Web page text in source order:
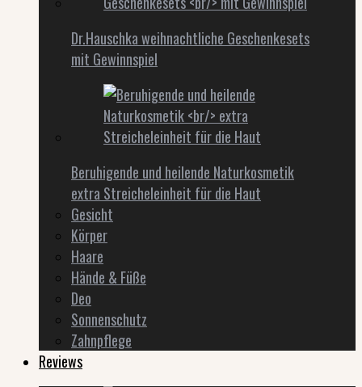
Dr.Hauschka weihnachtliche Geschenkesets
mit Gewinnspiel
Beruhigende und heilende Naturkosmetik
extra Streicheleinheit für die Haut
Gesicht
Körper
Haare
Hände & Füße
Deo
Sonnenschutz
Zahnpflege
Reviews